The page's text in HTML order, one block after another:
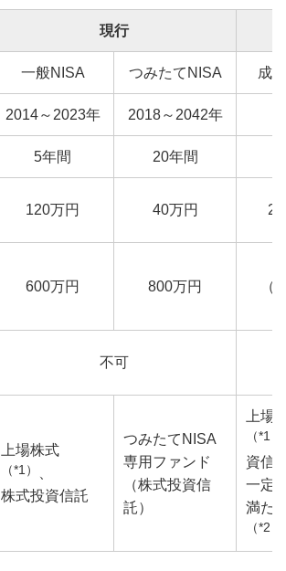
現行
一般NISA つみたてNISA 成
2014～2023年 2018～2042年
5年間 20年間
120万円 40万円
600万円 800万円 （
不可
上場株式
（*1）
株式投資信託
つみたてNISA
専用ファンド
（株式投資信
託）
上場
（*1）
資信
一定
満た
（*2）